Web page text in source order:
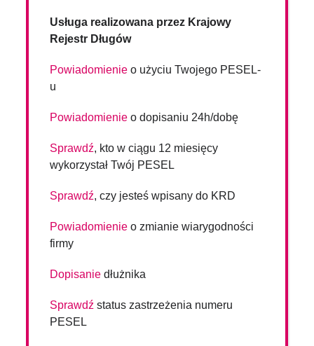
Usługa realizowana przez Krajowy
Rejestr Długów
Powiadomienie o użyciu Twojego PESEL-
u
Powiadomienie o dopisaniu 24h/dobę
Sprawdź, kto w ciągu 12 miesięcy
wykorzystał Twój PESEL
Sprawdź, czy jesteś wpisany do KRD
Powiadomienie o zmianie wiarygodności
firmy
Dopisanie dłużnika
Sprawdź status zastrzeżenia numeru
PESEL